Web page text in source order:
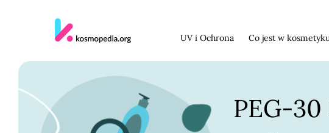
UV i Ochrona Co jest w
PEG-